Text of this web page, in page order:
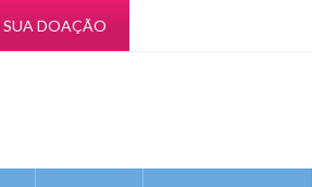
SUA DOAÇÃO